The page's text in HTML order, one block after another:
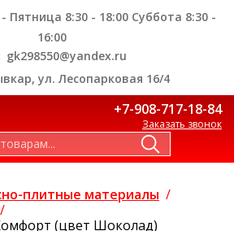
Пятница 8:30 - 18:00 Суббота 8:30 -
16:00
gk298550@yandex.ru
ул. Лесопарковая 16/4
+7-908-717-18-84
Заказать звонок
плитные материалы /
/
(цвет Шоколад)